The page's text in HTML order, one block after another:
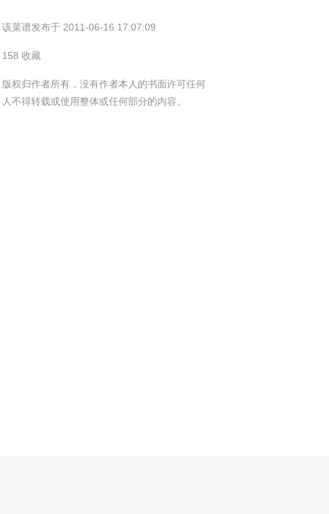
该菜谱发布于 2011-06-16 17:07:09
158 收藏
版权归作者所有，没有作者本人的书面许可任何
人不得转载或使用整体或任何部分的内容。